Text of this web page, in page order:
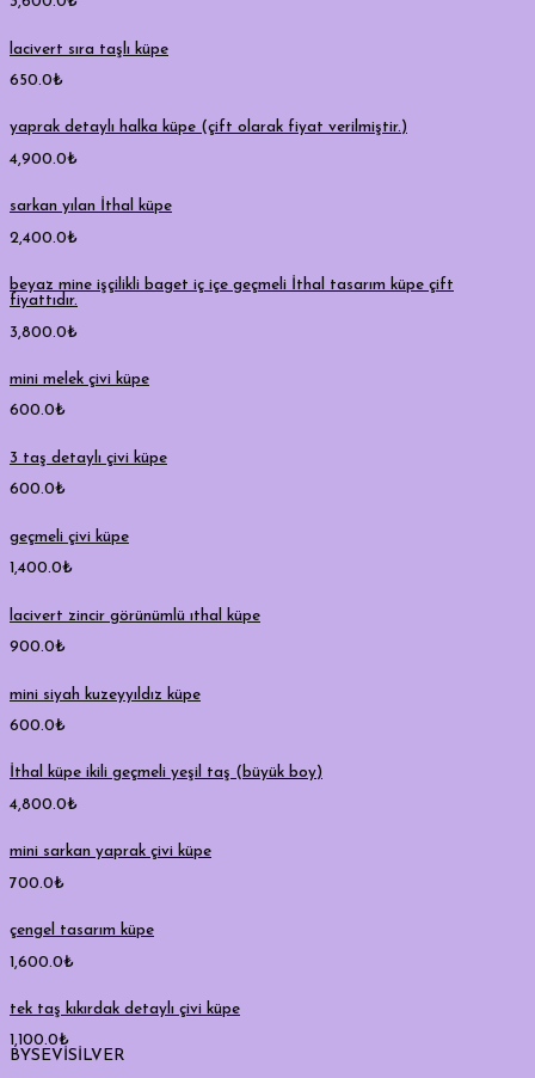
lacivert sıra taşlı küpe
650.0₺
yaprak detaylı halka küpe (çift olarak fiyat verilmiştir.)
4,900.0₺
sarkan yılan İthal küpe
2,400.0₺
beyaz mine işçilikli baget iç içe geçmeli İthal tasarım küpe çift
fiyattıdır.
3,800.0₺
mini melek çivi küpe
600.0₺
3 taş detaylı çivi küpe
600.0₺
geçmeli çivi küpe
1,400.0₺
lacivert zincir görünümlü ıthal küpe
900.0₺
mini siyah kuzeyyıldız küpe
600.0₺
İthal küpe ikili geçmeli yeşil taş (büyük boy)
4,800.0₺
mini sarkan yaprak çivi küpe
700.0₺
çengel tasarım küpe
1,600.0₺
tek taş kıkırdak detaylı çivi küpe
1,100.0₺
BYSEVİSİLVER